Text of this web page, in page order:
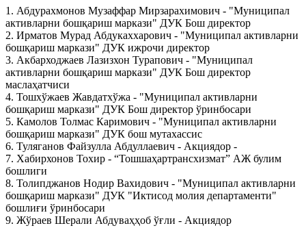
1. Абдурахмонов Музаффар Мирзарахимович - "Муниципал
активларни бошқариш маркази" ДУК Бош директор
2. Ирматов Мурад Абдукаххарович - "Муниципал активларни
бошқариш маркази" ДУК ижрочи директор
3. Акбарходжаев Лазизхон Турапович - "Муниципал
активларни бошқариш маркази" ДУК Бош директор
маслаҳатчиси
4. Тошхўжаев Жавдатхўжа - "Муниципал активларни
бошқариш маркази" ДУК Бош директор ўринбосари
5. Камолов Толмас Каримович - "Муниципал активларни
бошқариш маркази" ДУК бош мутахассис
6. Туляганов Файзулла Абдуллаевич - Aкциядор -
7. Хабирхонов Тохир - “Тошшаҳартрансхизмат” АЖ булим
бошлиги
8. Толипджанов Нодир Вахидович - "Муниципал активларни
бошқариш маркази" ДУК "Иктисод молия департаменти"
бошлиғи ўринбосари
9. Жўраев Шерали Абдуваҳҳоб ўғли - Акциядор